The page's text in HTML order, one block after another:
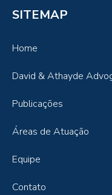
SITEMAP
Home
David & Athayde
Publicações
Áreas de Atuação
Equipe
Contato